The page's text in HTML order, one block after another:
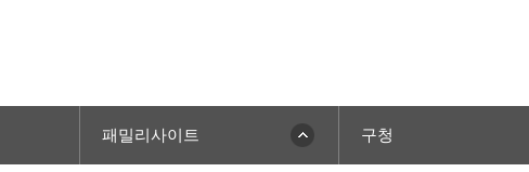
패밀리사이트 구청